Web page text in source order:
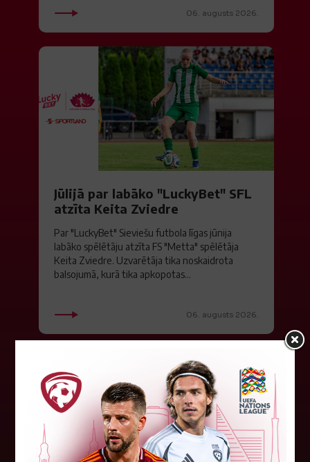
06. augusts 2026.
Jūlijā par labāko "LuckyBet" SFL
atzīta Keita Zviedre
Par "LuckyBet" Sieviešu futbola līgas jūnija
labāko spēlētāju atzīta FS "Metta" spēlētāja
Keita Zviedre. Uzvarētāja tika noskaidrota
balsojumā, kurā tika apkopotas...
06. augusts 2026.